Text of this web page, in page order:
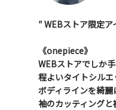
″ WEBストア限定ア
《onepiece》
WEBストアでしか
程よいタイトシル
ボディラインを綺
袖のカッティング